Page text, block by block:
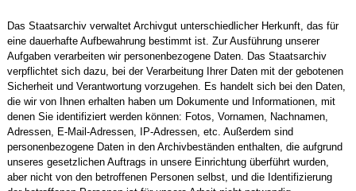
Das Staatsarchiv verwaltet Archivgut unterschiedlicher Herkunft, das für
eine dauerhafte Aufbewahrung bestimmt ist. Zur Ausführung unserer
Aufgaben verarbeiten wir personenbezogene Daten. Das Staatsarchiv
verpflichtet sich dazu, bei der Verarbeitung Ihrer Daten mit der gebotenen
Sicherheit und Verantwortung vorzugehen. Es handelt sich bei den Daten,
die wir von Ihnen erhalten haben um Dokumente und Informationen, mit
denen Sie identifiziert werden können: Fotos, Vornamen, Nachnamen,
Adressen, E-Mail-Adressen, IP-Adressen, etc. Außerdem sind
personenbezogene Daten in den Archivbeständen enthalten, die aufgrund
unseres gesetzlichen Auftrags in unsere Einrichtung überführt wurden,
aber nicht von den betroffenen Personen selbst, und die Identifizierung